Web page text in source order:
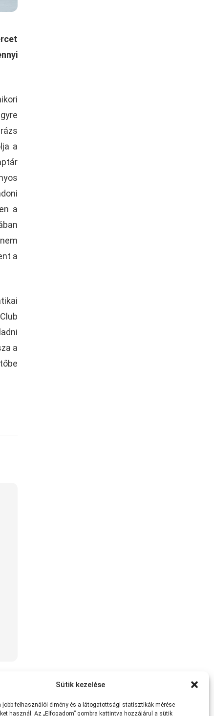
Sütik kezelése
jobb felhasználói élmény és a látogatottsági statisztikák mérése
használ. Az „Elfogadom” gombra kattintva hozzájárul a sütik
a
a
a
a